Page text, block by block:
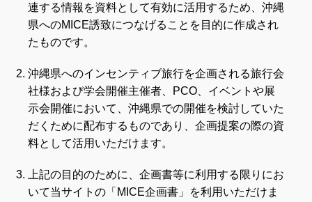
連する情報を資料として有効に活用するため、沖縄
県へのMICE誘致につなげることを目的に作成され
たものです。
沖縄県へのインセンティブ旅行を企画される旅行会
社様および学会開催主催者、PCO、イベントや展
示会開催において、沖縄県での開催を検討していた
だくために配布するものであり、企画提案の際の資
料として活用いただけます。
上記の目的のために、企画書等に利用する限りにお
いて当サイトの「MICE企画書」を利用いただけま